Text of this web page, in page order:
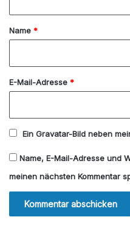
a
Name *
E-Mail-Adresse *
Ein Gravatar-Bild neben
Name, E-Mail-Adresse und
meinen nächsten Kommentar